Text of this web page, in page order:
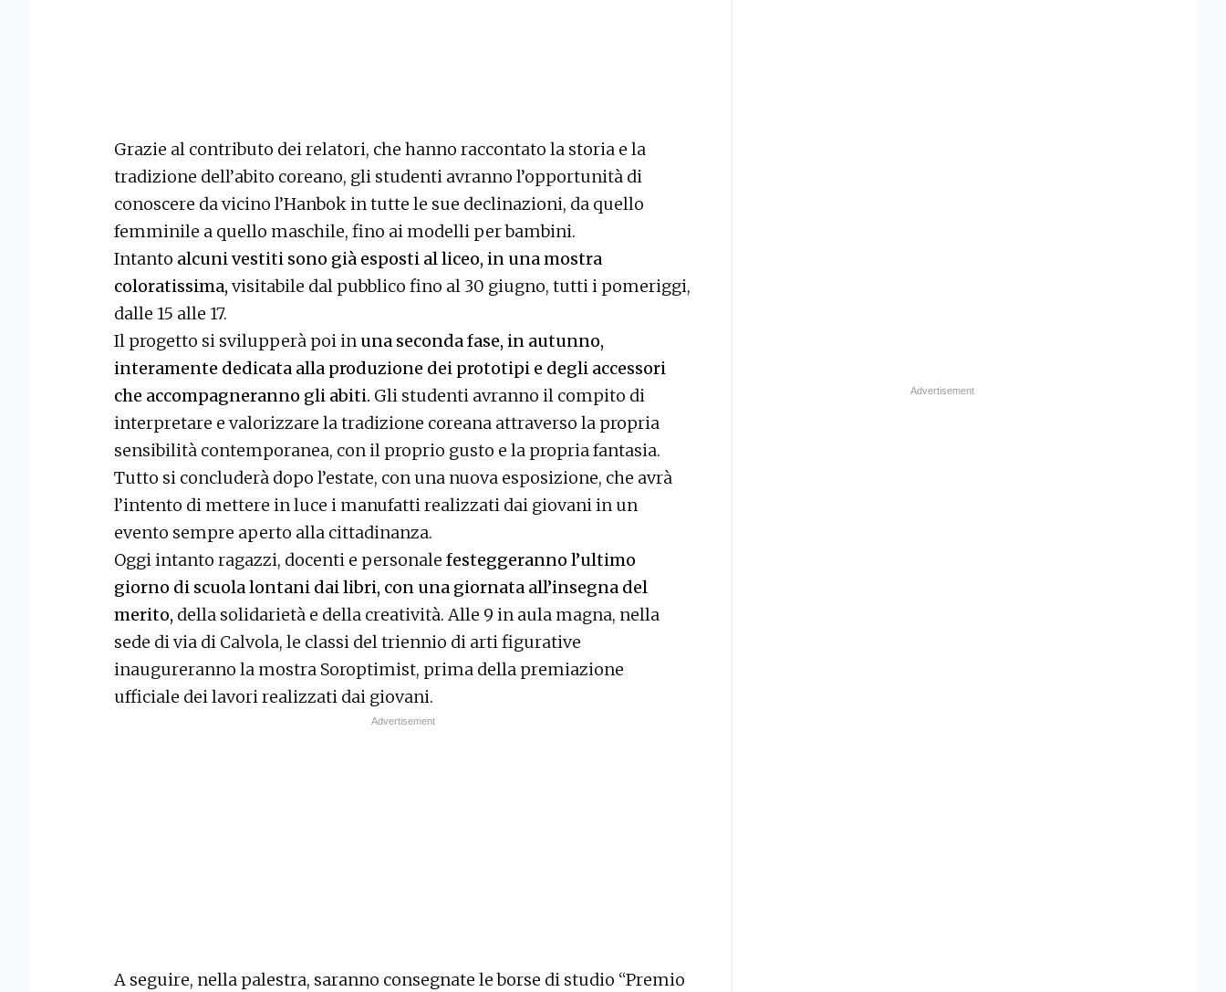
Grazie al contributo dei relatori, che hanno raccontato la storia e la
tradizione dell’abito coreano, gli studenti avranno l’opportunità di
conoscere da vicino l’Hanbok in tutte le sue declinazioni, da quello
femminile a quello maschile, fino ai modelli per bambini.
Intanto alcuni vestiti sono già esposti al liceo, in una mostra
coloratissima, visitabile dal pubblico fino al 30 giugno, tutti i pomeriggi,
dalle 15 alle 17.
Il progetto si svilupperà poi in una seconda fase, in autunno,
interamente dedicata alla produzione dei prototipi e degli accessori
che accompagneranno gli abiti. Gli studenti avranno il compito di
interpretare e valorizzare la tradizione coreana attraverso la propria
sensibilità contemporanea, con il proprio gusto e la propria fantasia.
Tutto si concluderà dopo l’estate, con una nuova esposizione, che avrà
l’intento di mettere in luce i manufatti realizzati dai giovani in un
evento sempre aperto alla cittadinanza.
Oggi intanto ragazzi, docenti e personale festeggeranno l’ultimo
giorno di scuola lontani dai libri, con una giornata all’insegna del
merito, della solidarietà e della creatività. Alle 9 in aula magna, nella
sede di via di Calvola, le classi del triennio di arti figurative
inaugureranno la mostra Soroptimist, prima della premiazione
ufficiale dei lavori realizzati dai giovani.
A seguire, nella palestra, saranno consegnate le borse di studio “Premio